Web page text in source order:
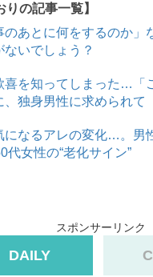
りの記事一覧】
のあとに何をするのか」
ないでしょう？
喜を知ってしまった…「
、独身男性に求められて
になるアレの変化…。男
代女性の“老化サイン”
スポンサーリンク
DAILY